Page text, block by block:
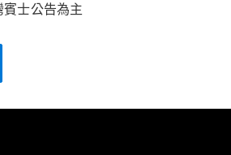
4-
士公告為主